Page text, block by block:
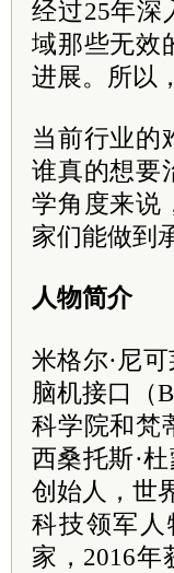
经过25年深
域那些无效
进展。所以
当前行业的
谁真的想要
学角度来说
家们能做到
人物简介
米格尔·尼
脑机接口（
科学院和梵
西桑托斯·
创始人，世
科技领军人
家，2016